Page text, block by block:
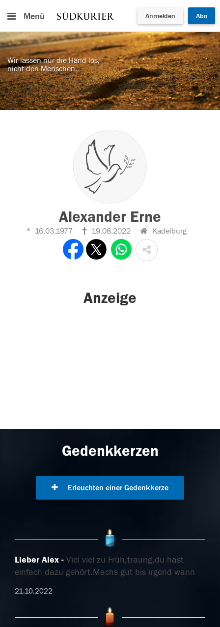
Menü Anmelden Abo
Wir lassen nur die Hand los,
nicht den Menschen.
Alexander Erne
16.03.1977 19.08.2022 Kadelburg
Anzeige
Gedenkkerzen
Erleuchten einer Gedenkkerze
Lieber Alex
Viel viel zu Früh,traurig,du hast
einfach dazu gehört.Machs gut bis irgend wann
21.10.2022